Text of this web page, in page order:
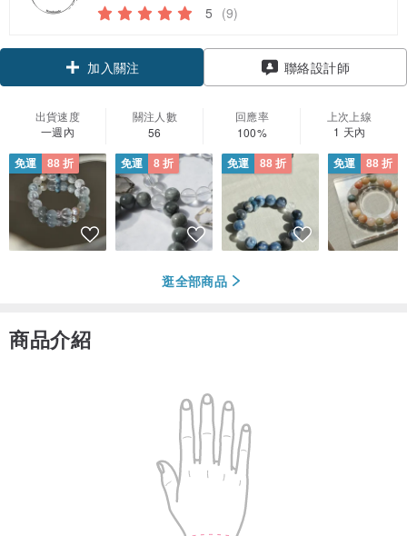
5 (9)
領優惠券
加入關注
聯絡設計師
出貨速度
一週內
關注人數
56
回應率
100%
上次上線
1 天內
免運 88 折 免運 8 折 免運 88 折 免運 88 折
逛全部商品
商品介紹